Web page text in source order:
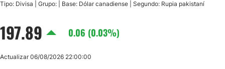
USD/CAD
AUD/USD
Tipo: Divisa | Grupo: | Base: Dólar canadiense | Segundo: Rupia pakistaní
197.89 0.06 (0.03%)
Actualizar 06/08/2026 22:00:00